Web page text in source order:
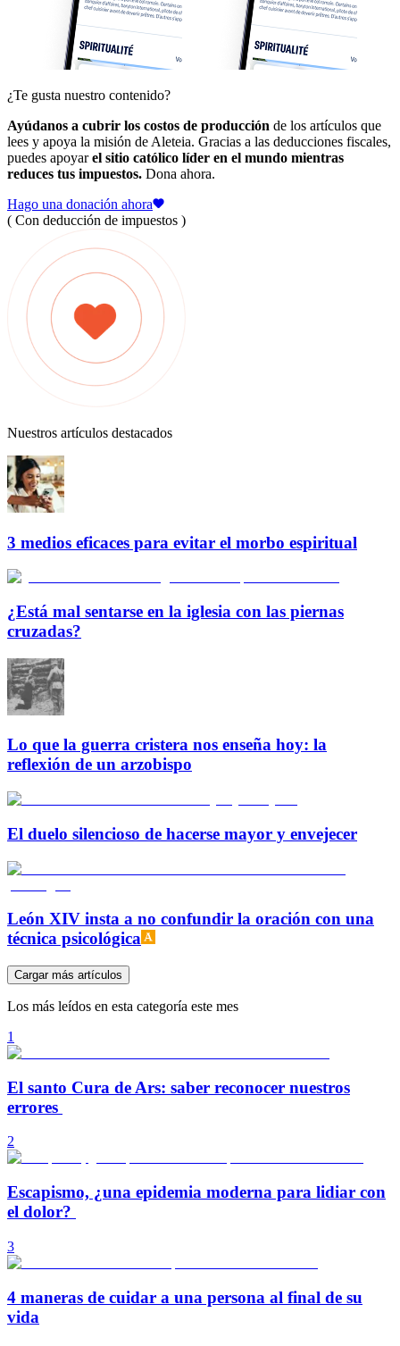
¿Te gusta nuestro contenido?
Ayúdanos a cubrir los costos de producción de los artículos que
lees y apoya la misión de Aleteia. Gracias a las deducciones fiscales,
puedes apoyarel sitio católico líder en el mundo mientras
reduces tus impuestos. Dona ahora.
Hago una donación ahora
( Con deducción de impuestos )
Nuestros artículos destacados
3 medios eficaces para evitar el morbo espiritual
¿Está mal sentarse en la iglesia con las piernas
cruzadas?
Lo que la guerra cristera nos enseña hoy: la
reflexión de un arzobispo
El duelo silencioso de hacerse mayor y envejecer
León XIV insta a no confundir la oración con una
técnica psicológica
Cargar más artículos
Los más leídos en esta categoría este mes
1
El santo Cura de Ars: saber reconocer nuestros
errores
2
Escapismo, ¿una epidemia moderna para lidiar con
el dolor?
3
4 maneras de cuidar a una persona al final de su
vida